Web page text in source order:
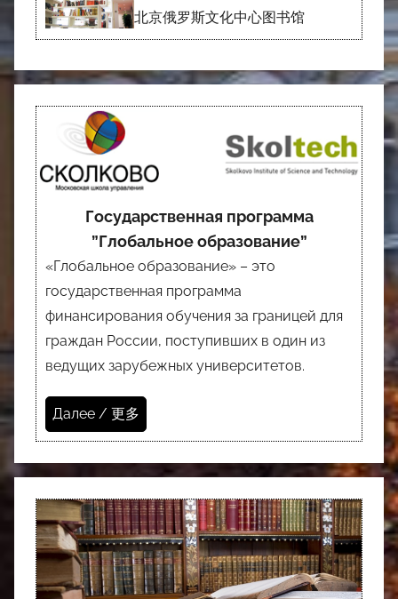
北京俄罗斯文化中心图书馆
Государственная программа
”Глобальное образование”
«Глобальное образование» – это
государственная программа
финансирования обучения за границей для
граждан России, поступивших в один из
ведущих зарубежных университетов.
Далее / 更多